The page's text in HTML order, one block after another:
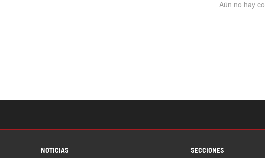
NOTICIAS SECCIONES